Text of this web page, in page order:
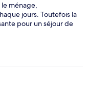
ménage,
jours. Toutefois la
pour un séjour de